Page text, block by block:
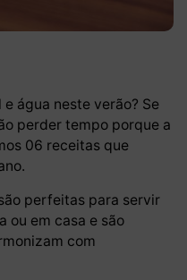
água neste verão? Se
perder tempo porque a
06 receitas que
perfeitas para servir
ou em casa e são
com